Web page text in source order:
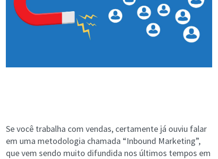
Se você trabalha com vendas, certamente já ouviu falar
em uma metodologia chamada “Inbound Marketing”,
que vem sendo muito difundida nos últimos tempos em